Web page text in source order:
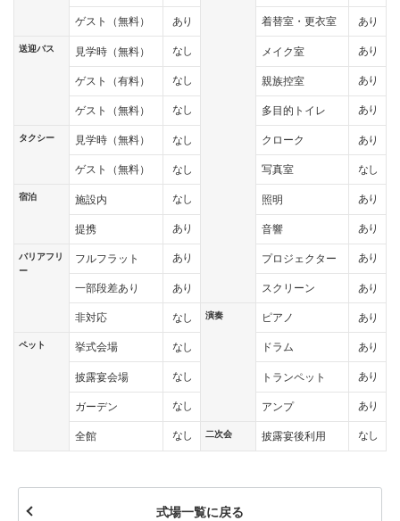
ゲスト（無料） あり
送迎バス 見学時（無料） なし
ゲスト（有料） なし
ゲスト（無料） なし
タクシー 見学時（無料） なし
ゲスト（無料） なし
宿泊 施設内 なし
提携 あり
バリアフリ
ー
フルフラット あり
一部段差あり あり
非対応 なし
ペット 挙式会場 なし
披露宴会場 なし
ガーデン なし
全館 なし
着替室・更衣室 あり
メイク室 あり
親族控室 あり
多目的トイレ あり
クローク あり
写真室 なし
照明 あり
音響 あり
プロジェクター あり
スクリーン あり
演奏 ピアノ あり
ドラム あり
トランペット あり
アンプ あり
二次会 披露宴後利用 なし
式場一覧に戻る